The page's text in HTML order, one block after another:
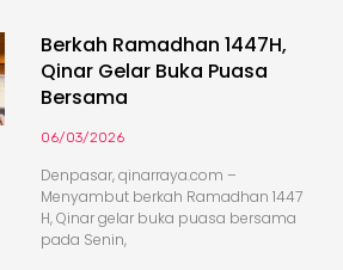
Berkah Ramadhan 1447H,
Qinar Gelar Buka Puasa
Bersama
06/03/2026
Denpasar, qinarraya.com –
Menyambut berkah Ramadhan 1447
H, Qinar gelar buka puasa bersama
pada Senin,